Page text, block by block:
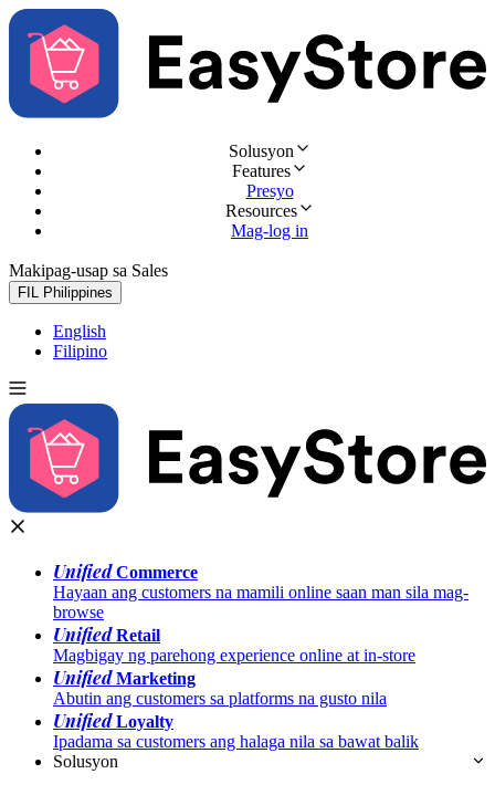
Solusyon
Features
Presyo
Resources
Mag-log in
Makipag-usap sa Sales
FIL Philippines
English
Filipino
UnifiedCommerce
Hayaan ang customers na mamili online saan man sila mag-
browse
UnifiedRetail
Magbigay ng parehong experience online at in-store
UnifiedMarketing
Abutin ang customers sa platforms na gusto nila
UnifiedLoyalty
Ipadama sa customers ang halaga nila sa bawat balik
Solusyon